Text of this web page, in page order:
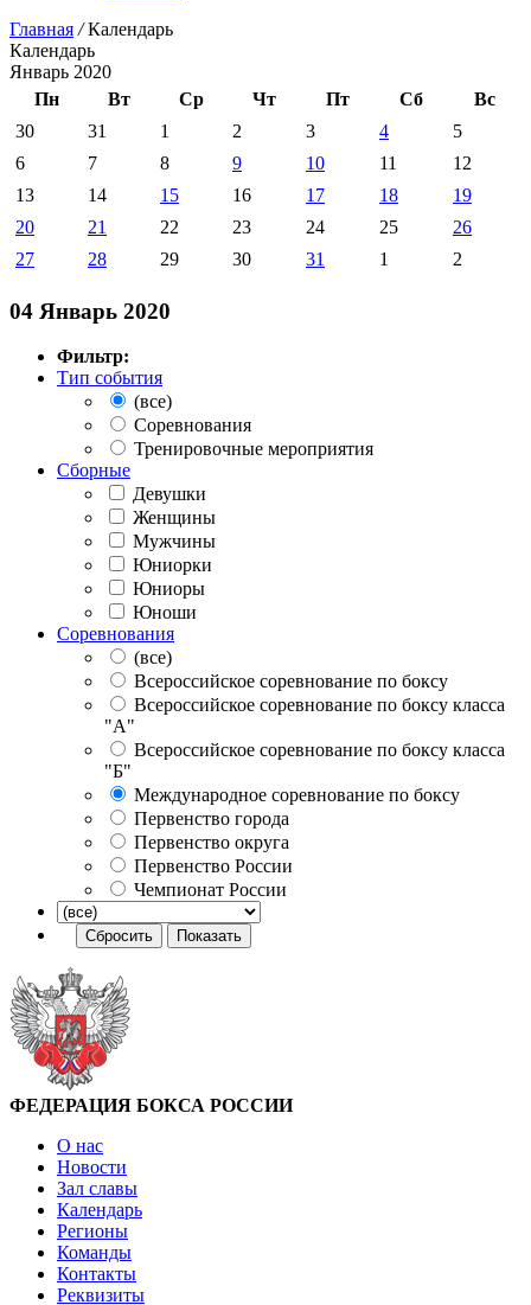
Главная /Календарь
Календарь
Январь 2020
Пн
Вт Ср Чт Пт Сб
Вс
30
31 1 2 3 4
5
6
7 8 9 10 11
12
13
14 15 16 17 18
19
20
21 22 23 24 25
26
27
28 29 30 31 1 2
04 Январь 2020
Фильтр:
Тип события
(все)
Соревнования
Тренировочные мероприятия
Сборные
Девушки
Женщины
Мужчины
Юниорки
Юниоры
Юноши
Соревнования
(все)
Всероссийское соревнование по боксу
Всероссийское соревнование по боксу класса
"А"
Всероссийское соревнование по боксу класса
"Б"
Международное соревнование по боксу
Первенство города
Первенство округа
Первенство России
Чемпионат России
ФЕДЕРАЦИЯ БОКСА РОССИИ
О нас
Новости
Зал славы
Календарь
Регионы
Команды
Контакты
Реквизиты